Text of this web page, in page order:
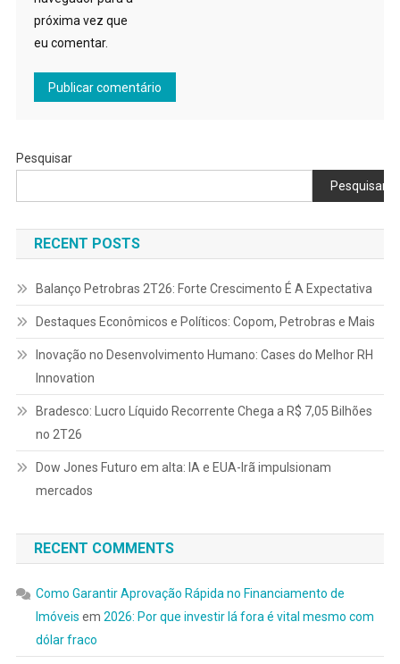
próxima vez que
eu comentar.
Pesquisar
Pesquisar
RECENT POSTS
Balanço Petrobras 2T26: Forte Crescimento É A Expectativa
Destaques Econômicos e Políticos: Copom, Petrobras e Mais
Inovação no Desenvolvimento Humano: Cases do Melhor RH
Innovation
Bradesco: Lucro Líquido Recorrente Chega a R$ 7,05 Bilhões
no 2T26
Dow Jones Futuro em alta: IA e EUA-Irã impulsionam
mercados
RECENT COMMENTS
Como Garantir Aprovação Rápida no Financiamento de
Imóveis em 2026: Por que investir lá fora é vital mesmo com
dólar fraco